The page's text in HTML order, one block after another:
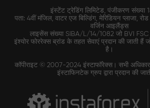
इंस्टेंट ट्रेडिंग लिमिटेड, पंजीकरण संख्या
पता: 4वीं मंजिल, वाटर एज बिल्डिंग, मेरिडियन प्लाजा, रोड
वर्जिन आइलैंड्स
लाइसेंस संख्या SIBA/L/14/1082 जो BVI FSC
इंश्योर फोररेक्स ब्रांड के तहत सेवाएं प्रदान की जाती हैं
है।
कॉपीराइट © 2007-2024 इंस्टाफॉरेक्स। सभी अधिकार
इंस्टाफिनटेक ग्रुप द्वारा प्रदान की